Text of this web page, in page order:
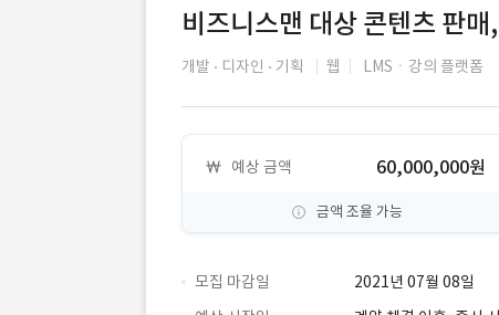
비즈니스맨 대상 콘텐츠 판
개발 디자인 기획 웹 LMSㆍ강의 플랫폼
예상 금액 60,000,000원
금액 조율 가능
모집 마감일 2021년 07월 08일